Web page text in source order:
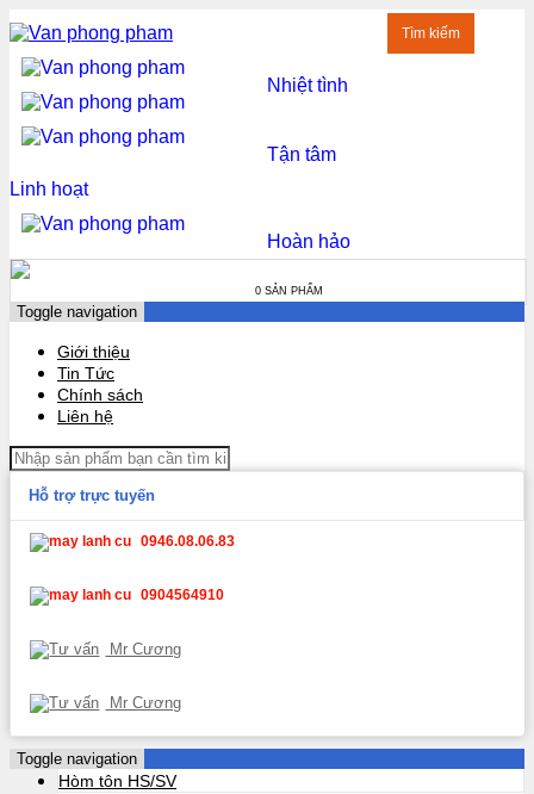
Nhiệt tình
Tận tâm
Linh hoạt
Hoàn hảo
0 SẢN PHẨM
Toggle navigation
Giới thiệu
Tin Tức
Chính sách
Liên hệ
Tìm kiếm
Hỗ trợ trực tuyến
0946.08.06.83
0904564910
Mr Cương
Mr Cương
Toggle navigation
Hòm tôn HS/SV